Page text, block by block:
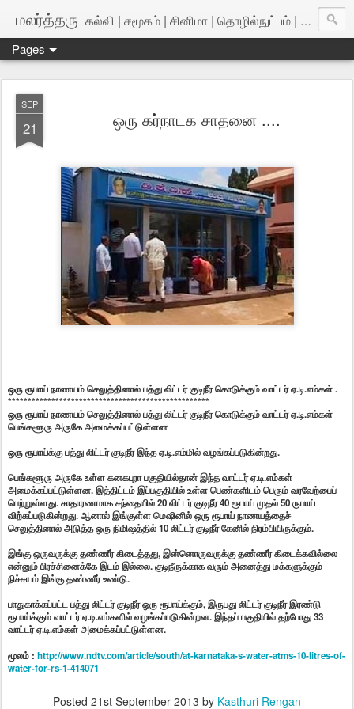
மலர்த்தரு கல்வி | சமூகம் | சினிமா | தொழில்நுட்பம் | அறிவியல்
Pages
SEP
21 ஒரு கர்நாடக சாதனை ....
ஒரு ரூபாய் நாணயம் செலுத்தினால் பத்து லிட்டர் குடிநீர் கொடுக்கும் வாட்டர் ஏ.டி.எம்கள் .
***************************************************
ஒரு ரூபாய் நாணயம் செலுத்தினால் பத்து லிட்டர் குடிநீர் கொடுக்கும் வாட்டர் ஏ.டி.எம்கள்
பெங்களூரு அருகே அமைக்கப்பட்டுள்ளன
ஒரு ரூபாய்க்கு பத்து லிட்டர் குடிநீர் இந்த ஏ.டி.எம்மில் வழங்கப்படுகின்றது.
பெங்களூரு அருகே உள்ள கனகபுரா பகுதியில்தான் இந்த வாட்டர் ஏ.டி.எம்கள்
அமைக்கப்பட்டுள்ளன. இத்திட்டம் இப்பகுதியில் உள்ள பெண்களிடம் பெரும் வரவேற்பைப்
பெற்றுள்ளது. சாதாரணமாக சந்தையில் 20 லிட்டர் குடிநீர் 40 ரூபாய் முதல் 50 ருபாய்
விற்கப்படுகின்றது. ஆனால் இங்குள்ள மெஷினில் ஒரு ரூபாய் நாணயத்தைச்
செலுத்தினால் அடுத்த ஒரு நிமிஷத்தில் 10 லிட்டர் குடிநீர் கேனில் நிரம்பியிருக்கும்.
இங்கு ஒருவருக்கு தண்ணீர் கிடைத்தது, இன்னொருவருக்கு தண்ணீர் கிடைக்கவில்லை
என்னும் பிரச்சினைக்கே இடம் இல்லை. குடிநீருக்காக வரும் அனைத்து மக்களுக்கும்
நிச்சயம் இங்கு தண்ணீர் உண்டு.
பாதுகாக்கப்பட்ட பத்து லிட்டர் குடிநீர் ஒரு ரூபாய்க்கும், இருபது லிட்டர் குடிநீர் இரண்டு
ரூபாய்க்கும் வாட்டர் ஏ.டி.எம்களில் வழங்கப்படுகின்றன. இந்தப் பகுதியில் தற்போது 33
வாட்டர் ஏ.டி.எம்கள் அமைக்கப்பட்டுள்ளன.
மூலம் : http://www.ndtv.com/article/south/at-karnataka-s-water-atms-10-litres-of-
water-for-rs-1-414071
Posted 21st September 2013 by Kasthuri Rengan